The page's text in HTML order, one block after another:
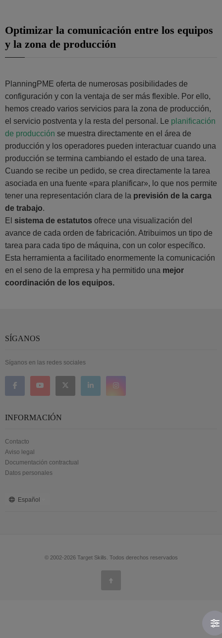
Optimizar la comunicación entre los equipos
y la zona de producción
PlanningPME oferta de numerosas posibilidades de
configuración y con la ventaja de ser más flexible. Por ello,
hemos creado varios servicios para la zona de producción,
el servicio postventa y la resta del personal. Le planificación
de producción se muestra directamente en el área de
producción y los operadores pueden interactuar cuando una
producción se termina cambiando el estado de una tarea.
Cuando se recibe un pedido, se crea directamente la tarea
asociada en una fuente «para planificar», lo que nos permite
tener una representación clara de la previsión de la carga
de trabajo.
El sistema de estatutos ofrece una visualización del
avance de cada orden de fabricación. Atribuimos un tipo de
tarea para cada tipo de máquina, con un color específico.
Esta herramienta a facilitado enormemente la comunicación
en el seno de la empresa y ha permitido una mejor
coordinación de los equipos.
SÍGANOS
Síganos en las redes sociales
INFORMACIÓN
Contacto
Aviso legal
Documentación contractual
Datos personales
Español
© 2002-2026 Target Skills. Todos derechos reservados